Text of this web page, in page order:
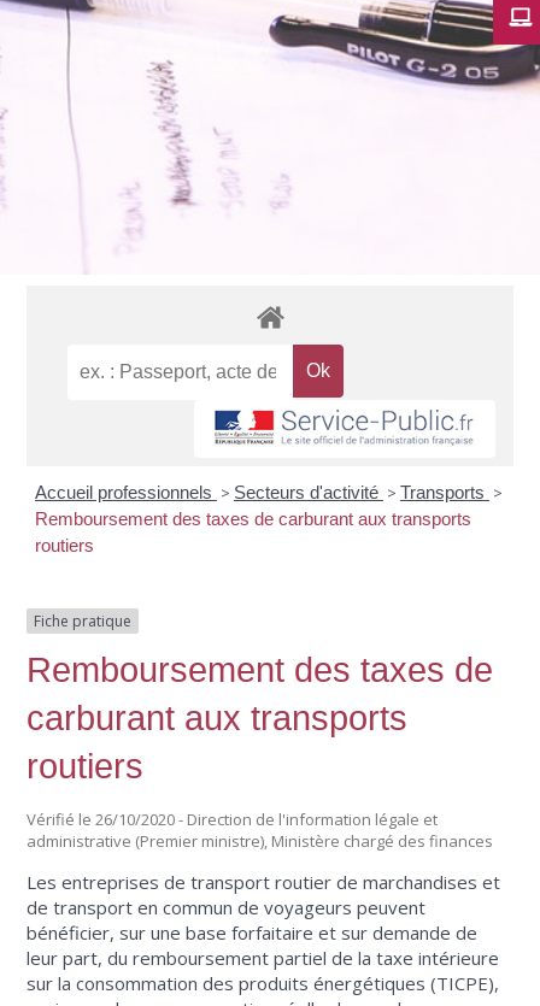
Accueil professionnels > Secteurs d'activité > Transports >
Remboursement des taxes de carburant aux transports
routiers
Fiche pratique
Remboursement des taxes de
carburant aux transports
routiers
Vérifié le 26/10/2020 - Direction de l'information légale et
administrative (Premier ministre), Ministère chargé des finances
Les entreprises de transport routier de marchandises et
de transport en commun de voyageurs peuvent
bénéficier, sur une base forfaitaire et sur demande de
leur part, du remboursement partiel de la taxe intérieure
sur la consommation des produits énergétiques (TICPE),